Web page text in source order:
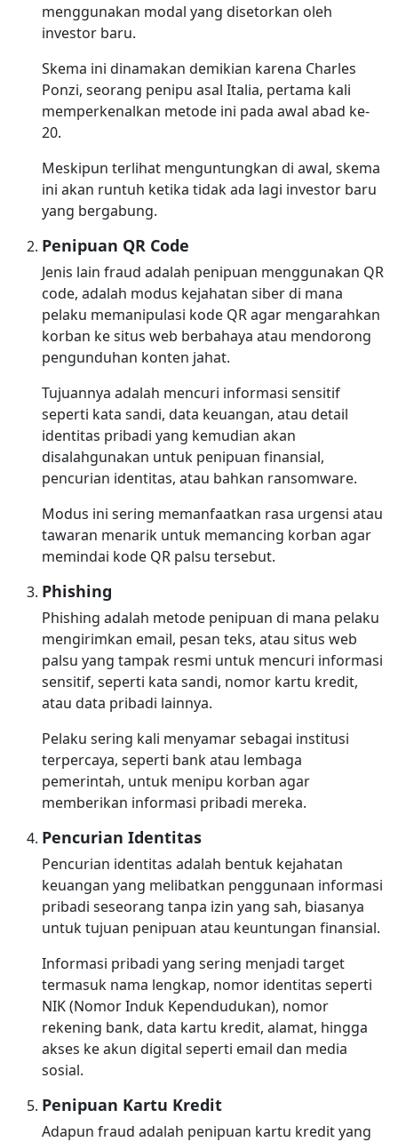
menggunakan modal yang disetorkan oleh
investor baru.
Skema ini dinamakan demikian karena Charles
Ponzi, seorang penipu asal Italia, pertama kali
memperkenalkan metode ini pada awal abad ke-
20.
Meskipun terlihat menguntungkan di awal, skema
ini akan runtuh ketika tidak ada lagi investor baru
yang bergabung.
Penipuan QR Code
Jenis lain fraud adalah penipuan menggunakan QR
code, adalah modus kejahatan siber di mana
pelaku memanipulasi kode QR agar mengarahkan
korban ke situs web berbahaya atau mendorong
pengunduhan konten jahat.
Tujuannya adalah mencuri informasi sensitif
seperti kata sandi, data keuangan, atau detail
identitas pribadi yang kemudian akan
disalahgunakan untuk penipuan finansial,
pencurian identitas, atau bahkan ransomware.
Modus ini sering memanfaatkan rasa urgensi atau
tawaran menarik untuk memancing korban agar
memindai kode QR palsu tersebut.
Phishing
Phishing adalah metode penipuan di mana pelaku
mengirimkan email, pesan teks, atau situs web
palsu yang tampak resmi untuk mencuri informasi
sensitif, seperti kata sandi, nomor kartu kredit,
atau data pribadi lainnya.
Pelaku sering kali menyamar sebagai institusi
terpercaya, seperti bank atau lembaga
pemerintah, untuk menipu korban agar
memberikan informasi pribadi mereka.
Pencurian Identitas
Pencurian identitas adalah bentuk kejahatan
keuangan yang melibatkan penggunaan informasi
pribadi seseorang tanpa izin yang sah, biasanya
untuk tujuan penipuan atau keuntungan finansial.
Informasi pribadi yang sering menjadi target
termasuk nama lengkap, nomor identitas seperti
NIK (Nomor Induk Kependudukan), nomor
rekening bank, data kartu kredit, alamat, hingga
akses ke akun digital seperti email dan media
sosial.
Penipuan Kartu Kredit
Adapun fraud adalah penipuan kartu kredit yang